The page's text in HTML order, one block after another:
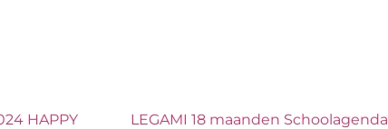
HAPPY
LEGAMI 18 maanden Schoolagenda